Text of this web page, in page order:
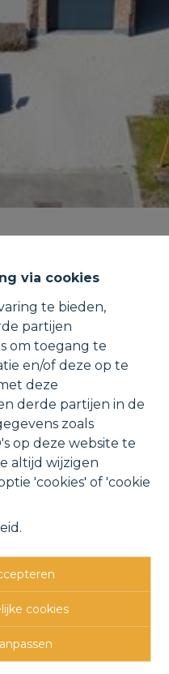
via cookies
te bieden,
partijen
om toegang te
en/of deze op te
deze
derde partijen in de
zoals
op deze website te
altijd wijzigen
'cookies' of 'cookie
.
cookies
(BEN)
VERKOCHT
Volgende